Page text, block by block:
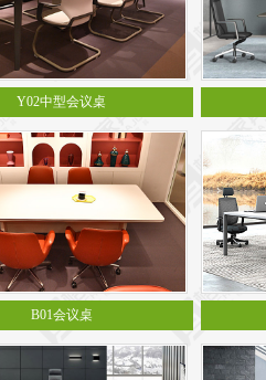
Y02中型会议桌
B01会议桌